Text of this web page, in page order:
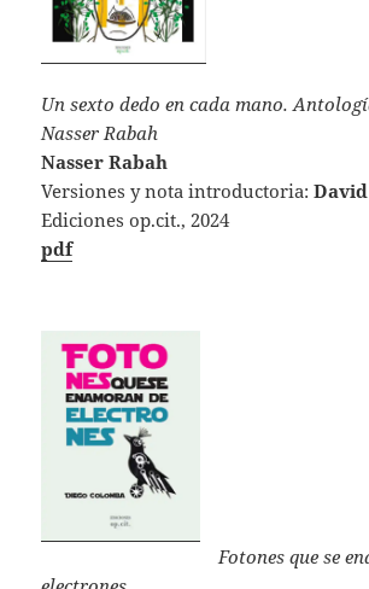
Un sexto dedo en cada mano.
Nasser Rabah
Nasser Rabah
Versiones y nota introductoria:
Ediciones op.cit., 2024
pdf
Fotones que se